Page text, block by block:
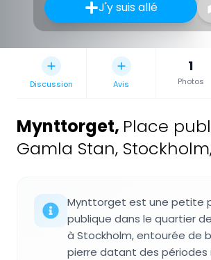
J'y suis allé
Discussion Avis
1
Photos
Mynttorget, Place
Gamla Stan,
Mynttorget est une petite
publique dans le quartier
à Stockholm, entourée de
pierre datant des périodes